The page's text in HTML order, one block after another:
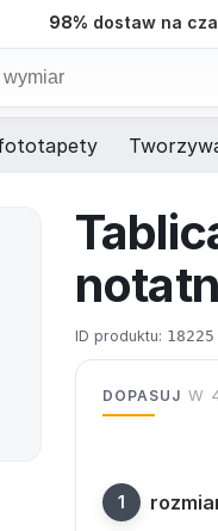
98% dostaw na
ID produktu: 18225
DOPASUJ W